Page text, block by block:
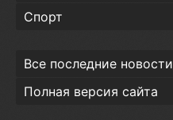
Спорт
Все последние новости
Полная версия сайта